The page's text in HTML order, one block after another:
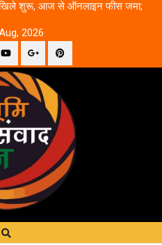
शुरू, आज से ऑनलाइन फीस जमा;
2026
YouTubePlus
Google